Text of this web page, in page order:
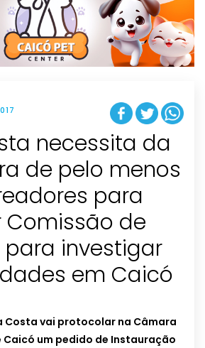
t
i
o
n
necessita da
de pelo menos
para
Comissão de
para investigar
em Caicó
Costa vai protocolar na Câmara
Caicó um pedido de Instauração